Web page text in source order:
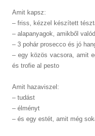
Amit kapsz:
– friss, kézzel készített
– alapanyagok, amikből
– 3 pohár prosecco és jó
– egy közös vacsora, amit
és trofie al pesto
Amit hazaviszel:
– tudást
– élményt
– és egy estét, amit még